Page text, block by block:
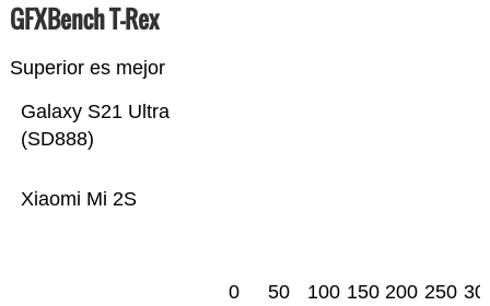
GFXBench T-Rex
Superior es mejor
Xiaomi Mi 2S
Galaxy S21 Ultra
(SD888)
0 50 100 150 200 250